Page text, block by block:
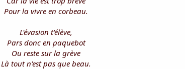
Pour la vivre en corbeau.
L'évasion t'élève,
Pars donc en paquebot
Ou reste sur la grève
Là tout n'est pas que beau.